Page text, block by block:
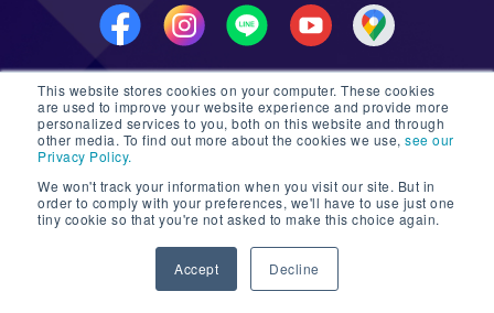
This website stores cookies on your computer. These cookies
are used to improve your website experience and provide more
personalized services to you, both on this website and through
other media. To find out more about the cookies we use, see our
Privacy Policy.
We won't track your information when you visit our site. But in
order to comply with your preferences, we'll have to use just one
tiny cookie so that you're not asked to make this choice again.
Accept Decline
DTC HOTLINE
FAQs
ติดต่อฝ่ายรับสมัครหลักสูตรระยะสั้น
ติดต่อฝ่ายรับสมัครหลักสูตรปริญญา
© 2026 Dusit Thani College |